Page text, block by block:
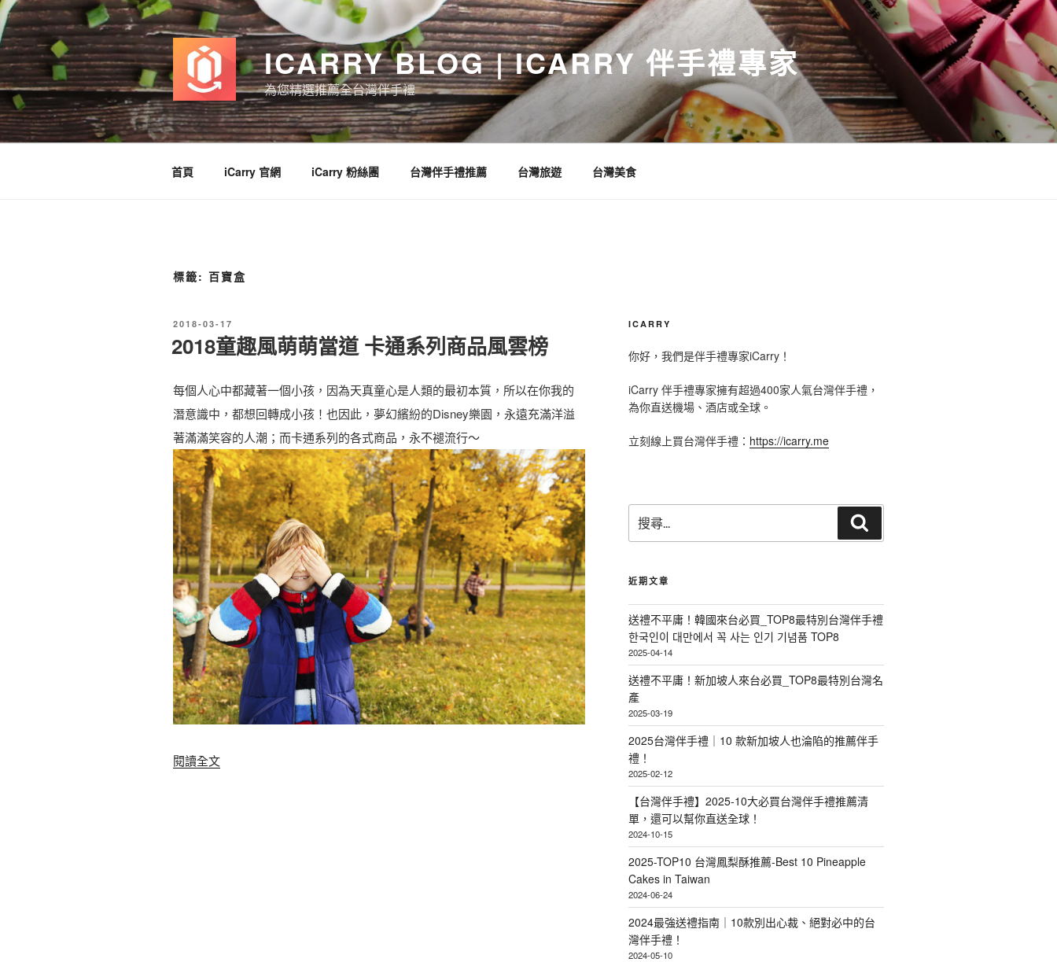
跳
至
主
要
內
容
ICARRY BLOG | ICARRY 伴手禮專家
為您精選推薦全台灣伴手禮
首頁 iCarry 官網 iCarry 粉絲團 台灣伴手禮推薦 台灣旅遊 台灣美食
標籤: 百寶盒
發
於
2018-03-17
2018童趣風萌萌當道 卡通系列商品風雲榜
每個人心中都藏著一個小孩，因為天真童心是人類的最初本質，所以在你我的
潛意識中，都想回轉成小孩！也因此，夢幻繽紛的Disney樂園，永遠充滿洋溢
著滿滿笑容的人潮；而卡通系列的各式商品，永不褪流行～
閱讀全文〈
ICARRY
你好，我們是伴手禮專家iCarry！
iCarry 伴手禮專家擁有超過400家人氣台灣伴手禮，
為你直送機場、酒店或全球。
立刻線上買台灣伴手禮： https://icarry.me
尋
關
字
尋
近期文章
送禮不平庸！韓國來台必買_TOP8最特別台灣伴手禮
한국인이 대만에서 꼭 사는 인기 기념품 TOP8
2025-04-14
送禮不平庸！新加坡人來台必買_TOP8最特別台灣名
產
2025-03-19
2025台灣伴手禮｜10 款新加坡人也淪陷的推薦伴手
禮！
2025-02-12
【台灣伴手禮】2025-10大必買台灣伴手禮推薦清
單，還可以幫你直送全球！
2024-10-15
2025-TOP10 台灣鳳梨酥推薦-Best 10 Pineapple
Cakes in Taiwan
2024-06-24
2024最強送禮指南｜10款別出心裁、絕對必中的台
灣伴手禮！
2024-05-10